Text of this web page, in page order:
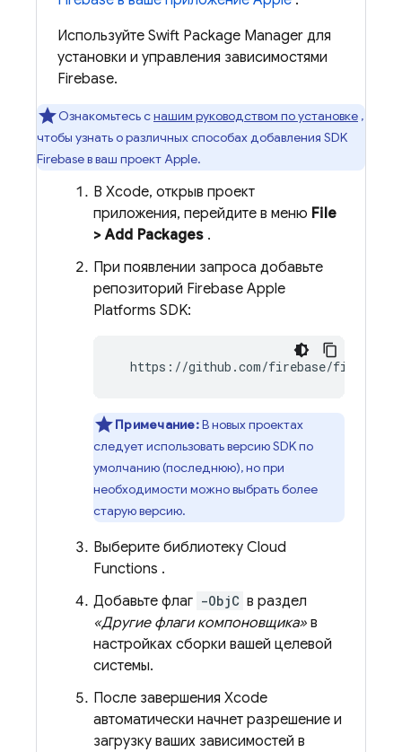
Используйте Swift Package Manager для
установки и управления зависимостями
Firebase.
Ознакомьтесь снашим руководством по установке ,
чтобы узнать о различных способах добавления SDK
Firebase в ваш проект Apple.
В Xcode, открыв проект
приложения, перейдите в меню File
> Add Packages.
При появлении запроса добавьте
репозиторий Firebase Apple
Platforms SDK:
https://github.com/firebase/firebase-
Примечание:В новых проектах
следует использовать версию SDK по
умолчанию (последнюю), но при
необходимости можно выбрать более
старую версию.
Выберите библиотеку Cloud
Functions .
Добавьте флаг -ObjC в раздел
«Другие флаги компоновщика» в
настройках сборки вашей целевой
системы.
После завершения Xcode
автоматически начнет разрешение и
загрузку ваших зависимостей в